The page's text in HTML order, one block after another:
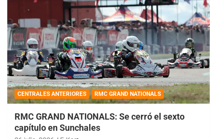
CENTRALES ANTERIORES RMC GRAND NATIONALS
RMC GRAND NATIONALS: Se cerró el sexto
capítulo en Sunchales